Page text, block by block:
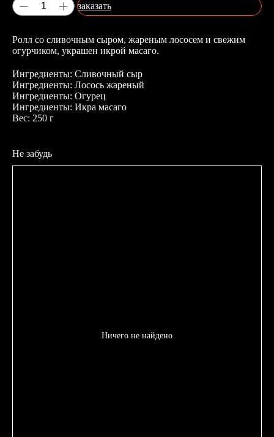
заказать
Ролл со сливочным сыром, жареным лососем и свежим
огурчиком, украшен икрой масаго.
Ингредиенты: Сливочный сыр
Ингредиенты: Лосось жареный
Ингредиенты: Огурец
Ингредиенты: Икра масаго
Вес: 250 г
Не забудь
Ничего не найдено